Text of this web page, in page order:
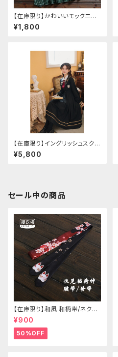
【在庫限り】かわいいモック二枚
仕立て長袖チェック柄ワンピー
ス
¥1,800
【在庫限り】イングリッシュスクー
ルセットアップ
¥5,800
セール中の商品
【在庫限り】和風 和柄帯/ネクタ
イ/リボン（狐面/金魚
¥900
50%OFF